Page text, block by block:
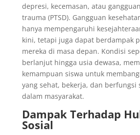
depresi, kecemasan, atau
trauma (PTSD). Gangguan
hanya mempengaruhi
kini, tetapi juga dapat berdampak
mereka di masa depan. Kondisi
berlanjut hingga usia dewasa,
kemampuan siswa untuk
yang sehat, bekerja, dan berfungsi
dalam masyarakat.
Dampak Terhadap
Sosial